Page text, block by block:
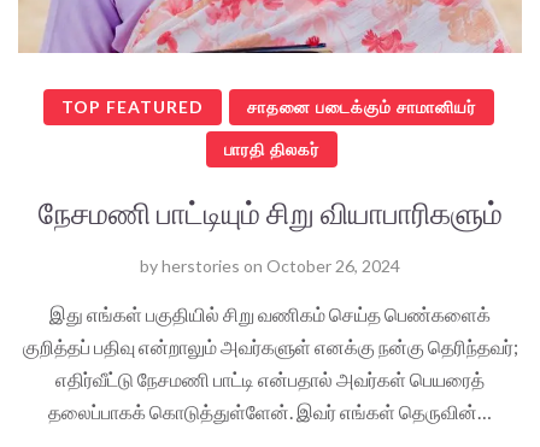
TOP FEATURED சாதனை படைக்கும் சாமானியர்
பாரதி திலகர்
நேசமணி பாட்டியும் சிறு வியாபாரிகளும்
byherstories on October 26, 2024
இது எங்கள் பகுதியில் சிறு வணிகம் செய்த பெண்களைக்
குறித்தப் பதிவு என்றாலும் அவர்களுள் எனக்கு நன்கு தெரிந்தவர்;
எதிர்வீட்டு நேசமணி பாட்டி என்பதால் அவர்கள் பெயரைத்
தலைப்பாகக் கொடுத்துள்ளேன். இவர் எங்கள் தெருவின்…